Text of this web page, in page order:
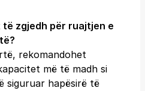
zgjedh për ruajtjen e
rekomandohet
më të madh si
siguruar hapësirë të